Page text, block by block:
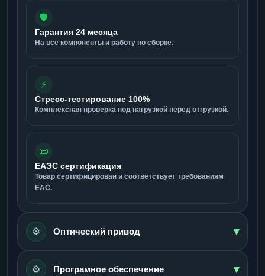
🛡️
Гарантия 24 месяца
На все компоненты и работу по сборке.
⚡
Стресс-тестирование 100%
Комплексная проверка под нагрузкой перед отгрузкой.
📜
ЕАЭС сертификация
Товар сертифицирован и соответствует требованиям
ЕАС.
⚙️ Оптический привод ▾
⚙️ Програмное обеспечение ▾